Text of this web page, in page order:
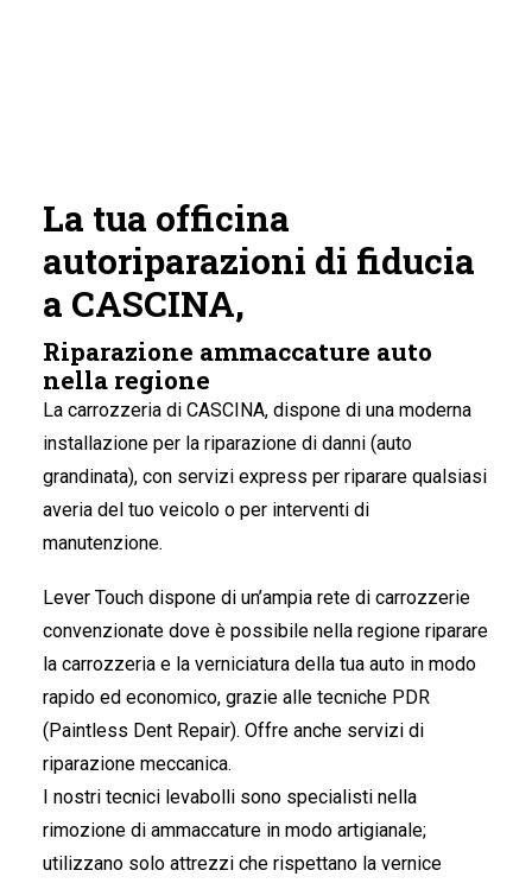
La tua officina
autoriparazioni di fiducia
a CASCINA,
Riparazione ammaccature auto
nella regione
La carrozzeria di CASCINA, dispone di una moderna
installazione per la riparazione di danni (auto
grandinata), con servizi express per riparare qualsiasi
averia del tuo veicolo o per interventi di
manutenzione.
Lever Touch dispone di un’ampia rete di carrozzerie
convenzionate dove è possibile nella regione riparare
la carrozzeria e la verniciatura della tua auto in modo
rapido ed economico, grazie alle tecniche PDR
(Paintless Dent Repair). Offre anche servizi di
riparazione meccanica.
I nostri tecnici levabolli sono specialisti nella
rimozione di ammaccature in modo artigianale;
utilizzano solo attrezzi che rispettano la vernice